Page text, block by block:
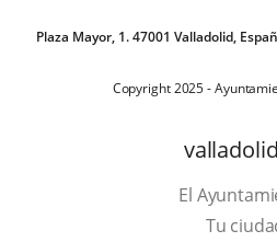
Plaza Mayor, 1. 47001 Valladolid,
Copyright 2025 -
El
Tu